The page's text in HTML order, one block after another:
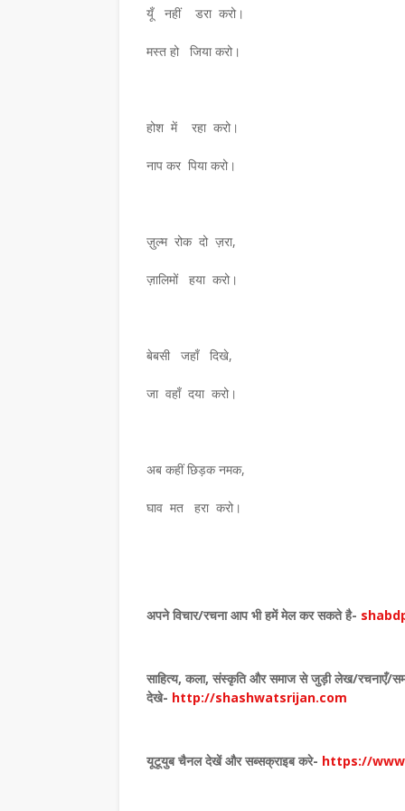
यूँ नहीं डरा करो।
मस्त हो जिया करो।
होश में रहा करो।
नाप कर पिया करो।
ज़ुल्म रोक दो ज़रा,
ज़ालिमों हया करो।
बेबसी जहाँ दिखे,
जा वहाँ दया करो।
अब कहीं छिड़क नमक,
घाव मत हरा करो।
अपने विचार/रचना आप भी हमें मेल कर सकते है-
साहित्य, कला, संस्कृति और समाज से जुड़ी लेख/रचनाएँ/
देखे- http://shashwatsrijan.com
यूटूयुब चैनल देखें और सब्सक्राइब करे- https://
समाचार
प्रभाकर सम्मान 2026